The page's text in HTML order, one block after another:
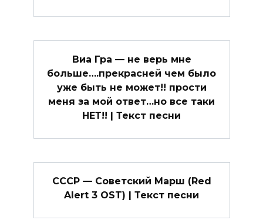
Виа Гра — не верь мне
больше….прекрасней чем было
уже быть не может!! прости
меня за мой ответ…но все таки
НЕТ!! | Текст песни
СССР — Советский Марш (Red
Alert 3 OST) | Текст песни